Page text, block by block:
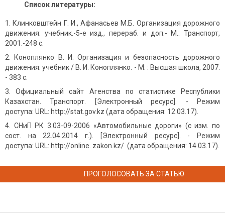
Список литературы:
Клинковштейн Г. И., Афанасьев М.Б. Организация дорожного
движения: учебник.-5-е изд., перераб. и доп.- М.: Транспорт,
2001.-248 с.
Коноплянко В. И. Организация и безопасность дорожного
движения: учебник / В. И. Коноплянко. - М. : Высшая школа, 2007.
- 383 с.
Официальный сайт Агенства по статистике Республики
Казахстан. Транспорт. [Электронный ресурс]. - Режим
доступа: URL: http://stat.gov.kz (дата обращения: 12.03.17).
СНиП РК 3.03-09-2006 «Автомобильные дороги» (с изм. по
сост. на 22.04.2014 г.). [Электронный ресурс]. - Режим
доступа: URL: http://online. zakon.kz/ (дата обращения: 14.03.17).
ПРОГОЛОСОВАТЬ ЗА СТАТЬЮ